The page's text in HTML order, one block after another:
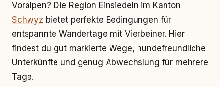
Voralpen? Die Region Einsiedeln im Kanton
Schwyz bietet perfekte Bedingungen für
entspannte Wandertage mit Vierbeiner. Hier
findest du gut markierte Wege, hundefreundliche
Unterkünfte und genug Abwechslung für mehrere
Tage.